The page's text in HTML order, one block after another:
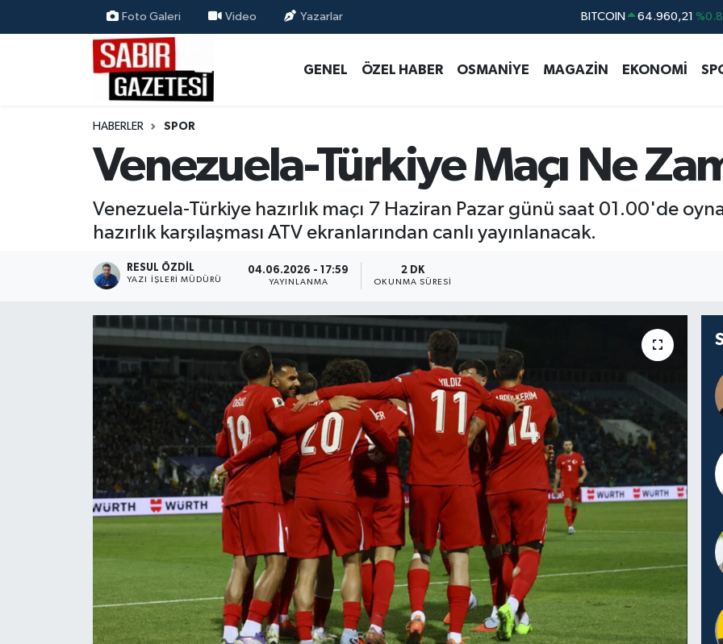
Foto Galeri Video Yazarlar DOLAR 47,7436
STERLİN 64,4811
BITCOIN 64.960,21
GENEL ÖZEL HABER OSMANİYE MAGAZİN EKONOMİ
HABERLER SPOR
Venezuela-Türkiye Maçı Ne
Venezuela-Türkiye hazırlık maçı 7 Haziran Pazar günü saat 01.00'de
hazırlık karşılaşması ATV ekranlarından canlı yayınlanacak.
RESUL ÖZDIL
YAZI İŞLERI MÜDÜRÜ
04.06.2026 - 17:59
YAYINLANMA
2 DK
OKUNMA SÜRESI
ÖZEL HABER
MAGAZİN
EKONOMİ
Osmaniye Nöbetçi Eczaneler
Osmaniye Hava Durumu
Süper Lig Puan Durumu ve Fikstür
Tüm Manşetler
Son Dakika Haberleri